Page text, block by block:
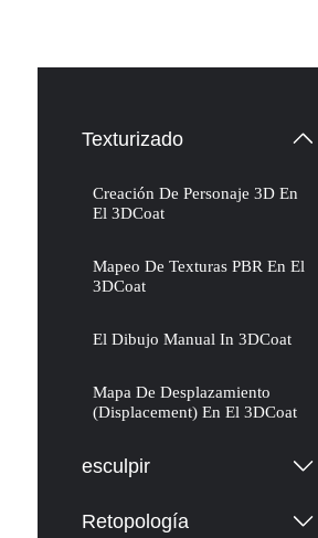
Texturizado
Creación De Personaje 3D En
El 3DCoat
Mapeo De Texturas PBR En El
3DCoat
El Dibujo Manual In 3DCoat
Mapa De Desplazamiento
(Displacement) En El 3DCoat
esculpir
Retopología